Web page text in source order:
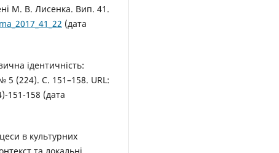
М. В. Лисенка. Вип. 41.
(дата
ідентичність:
5 (224). С. 151–158. URL:
151-158 (дата
в культурних